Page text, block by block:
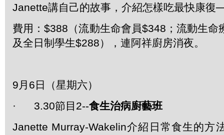
Janette講自己的故事，介紹怎樣吃最快康復
費用：$388（流動生命會員$348；流動生命
及全日制學生$288），連阿祥廚房消夜。
9月6日（星期六）
· 3.30節目2--食生治病廚藝班
Janette Murray-Wakelin介紹日常食生的方